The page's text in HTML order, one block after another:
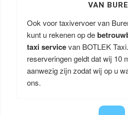
VAN
Ook voor taxivervoer van
kunt u rekenen op de
taxi servicevan BOTLEK
reserveringen geldt dat wij 10
aanwezig zijn zodat wij op u
ons.